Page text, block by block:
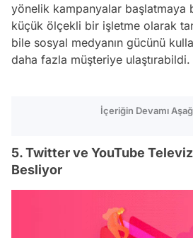
yönelik kampanyalar başlatmaya
küçük ölçekli bir işletme olarak
bile sosyal medyanın gücünü
daha fazla müşteriye ulaştırabildi.
İçeriğin Devamı
5. Twitter ve YouTube
Besliyor